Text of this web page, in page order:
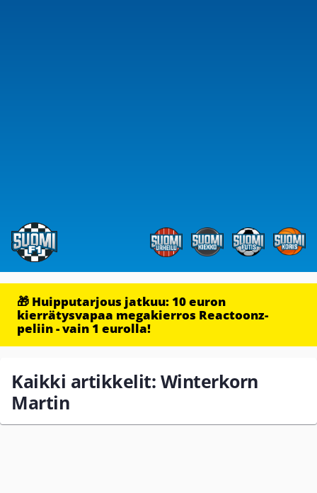
🎁 Huipputarjous jatkuu: 10 euron
kierrätysvapaa megakierros Reactoonz-
peliin - vain 1 eurolla!
Kaikki artikkelit: Winterkorn
Martin